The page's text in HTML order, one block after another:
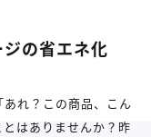
の省エネ化
れ？この商品、こん
はありませんか？昨